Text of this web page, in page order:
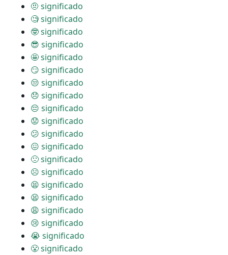
🤨 significado
🧐 significado
🤓 significado
😎 significado
🤩 significado
😏 significado
😒 significado
😞 significado
😔 significado
😟 significado
😕 significado
😖 significado
🙁 significado
☹ significado
😫 significado
😫 significado
😩 significado
😢 significado
😭 significado
😤 significado